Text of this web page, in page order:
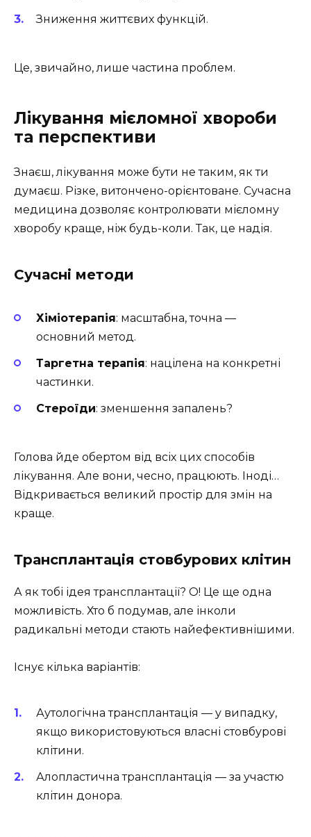
Зниження життєвих функцій.
Це, звичайно, лише частина проблем.
Лікування мієломної хвороби
та перспективи
Знаєш, лікування може бути не таким, як ти
думаєш. Різке, витончено-орієнтоване. Сучасна
медицина дозволяє контролювати мієломну
хворобу краще, ніж будь-коли. Так, це надія.
Сучасні методи
Хіміотерапія: масштабна, точна —
основний метод.
Таргетна терапія: націлена на конкретні
частинки.
Стероїди: зменшення запалень?
Голова йде обертом від всіх цих способів
лікування. Але вони, чесно, працюють. Іноді…
Відкривається великий простір для змін на
краще.
Трансплантація стовбурових клітин
А як тобі ідея трансплантації? О! Це ще одна
можливість. Хто б подумав, але інколи
радикальні методи стають найефективнішими.
Існує кілька варіантів:
Аутологічна трансплантація — у випадку,
якщо використовуються власні стовбурові
клітини.
Алопластична трансплантація — за участю
клітин донора.